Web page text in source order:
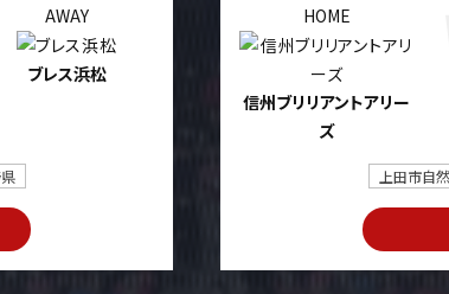
AWAY
ブレス浜松
HOME
信州ブリリアントアリー
ズ
上田市自